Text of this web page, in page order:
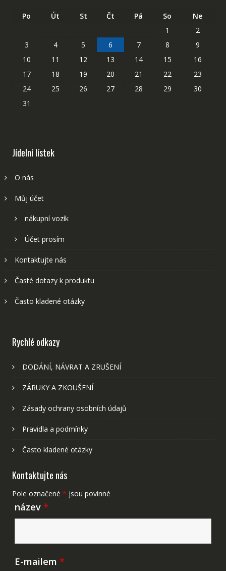
Po Út St Čt Pá So
Ne
1
2
3
4 5 6 7 8
9
10
11 12 13 14 15
16
17
18 19 20 21 22
23
24
25 26 27 28 29
30
31
Jídelní lístek
O nás
Můj účet
nákupní vozík
Účet prosím
Kontaktujte nás
Časté dotazy k produktu
Často kladené otázky
Rychlé odkazy
DODÁNÍ, NÁVRAT A ZRUŠENÍ
ZÁRUKY A ZKOUŠENÍ
Zásady ochrany osobních údajů
Pravidla a podmínky
Často kladené otázky
Kontaktujte nás
Pole označené * jsou povinné
název *
E-mailem *